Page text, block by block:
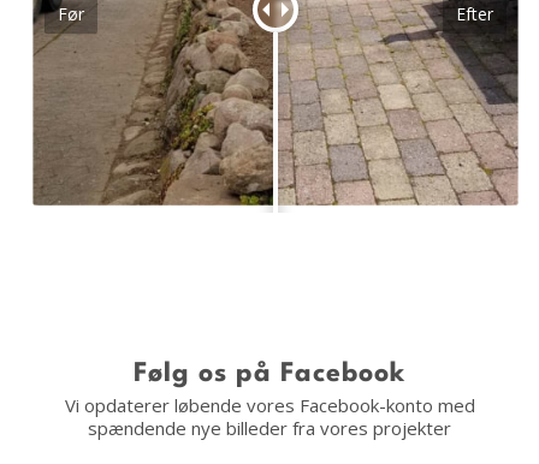
Før Efter
Følg os på Facebook
Vi opdaterer løbende vores Facebook-konto med
spændende nye billeder fra vores projekter